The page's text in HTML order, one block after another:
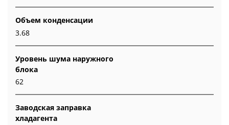
Объем конденсации
3.68
Уровень шума наружного
блока
62
Заводская заправка
хладагента